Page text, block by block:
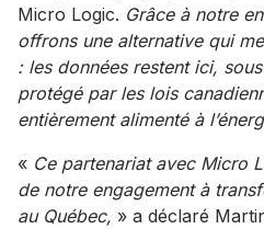
Micro Logic. Grâce à notre
offrons une alternative qui
: les données restent ici,
protégé par les lois
entièrement alimenté à
« Ce partenariat avec Micro
de notre engagement à
au Québec, » a déclaré